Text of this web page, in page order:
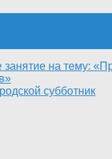
занятие на тему:
субботник